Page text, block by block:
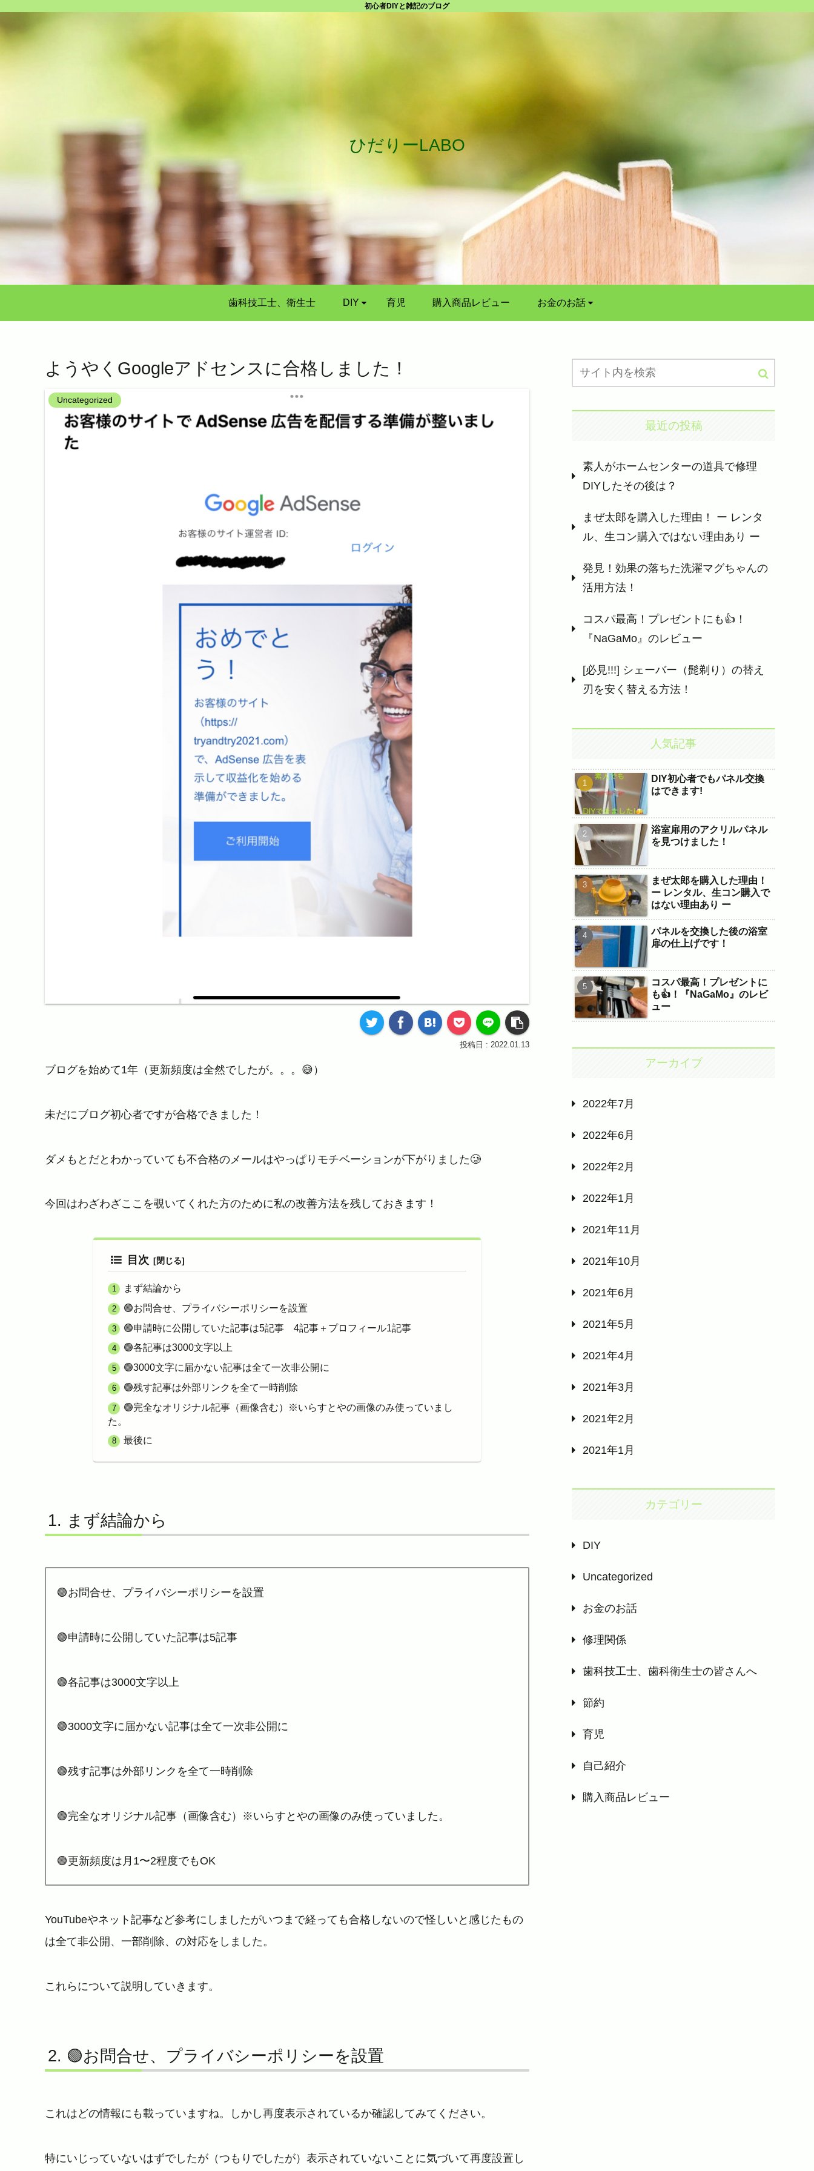
初心者DIYと雑記のブログ
ひだりーLABO
歯科技工士、衛生士 DIY 育児 購入商品レビュー お金のお話
ようやくGoogleアドセンスに合格しました！
Uncategorized
2022.01.13
ブログを始めて1年（更新頻度は全然でしたが。。。😅）
未だにブログ初心者ですが合格できました！
ダメもとだとわかっていても不合格のメールはやっぱりモチベーションが下がりました🥲
今回はわざわざここを覗いてくれた方のために私の改善方法を残しておきます！
目次
まず結論から
🟢お問合せ、プライバシーポリシーを設置
🟢申請時に公開していた記事は5記事 4記事＋プロフィール1記事
🟢各記事は3000文字以上
🟢3000文字に届かない記事は全て一次非公開に
🟢残す記事は外部リンクを全て一時削除
🟢完全なオリジナル記事（画像含む）※いらすとやの画像のみ使っていまし
た。
最後に
まず結論から
🟢お問合せ、プライバシーポリシーを設置
🟢申請時に公開していた記事は5記事
🟢各記事は3000文字以上
🟢3000文字に届かない記事は全て一次非公開に
🟢残す記事は外部リンクを全て一時削除
🟢完全なオリジナル記事（画像含む）※いらすとやの画像のみ使っていました。
🟢更新頻度は月1〜2程度でもOK
YouTubeやネット記事など参考にしましたがいつまで経っても合格しないので怪しいと感じたもの
は全て非公開、一部削除、の対応をしました。
これらについて説明していきます。
🟢お問合せ、プライバシーポリシーを設置
これはどの情報にも載っていますね。しかし再度表示されているか確認してみてください。
特にいじっていないはずでしたが（つもりでしたが）表示されていないことに気づいて再度設置し
最近の投稿
素人がホームセンターの道具で修理
DIYしたその後は？
まぜ太郎を購入した理由！ ー レンタ
ル、生コン購入ではない理由あり ー
発見！効果の落ちた洗濯マグちゃんの
活用方法！
コスパ最高！プレゼントにも👍！
『NaGaMo』のレビュー
[必見!!!] シェーバー（髭剃り）の替え
刃を安く替える方法！
人気記事
DIY初心者でもパネル交換
はできます!
浴室扉用のアクリルパネル
を見つけました！
まぜ太郎を購入した理由！
ー レンタル、生コン購入で
はない理由あり ー
パネルを交換した後の浴室
扉の仕上げです！
コスパ最高！プレゼントに
も👍！『NaGaMo』のレビ
ュー
アーカイブ
2022年7月
2022年6月
2022年2月
2022年1月
2021年11月
2021年10月
2021年6月
2021年5月
2021年4月
2021年3月
2021年2月
2021年1月
カテゴリー
DIY
Uncategorized
お金のお話
修理関係
歯科技工士、歯科衛生士の皆さんへ
節約
育児
自己紹介
購入商品レビュー